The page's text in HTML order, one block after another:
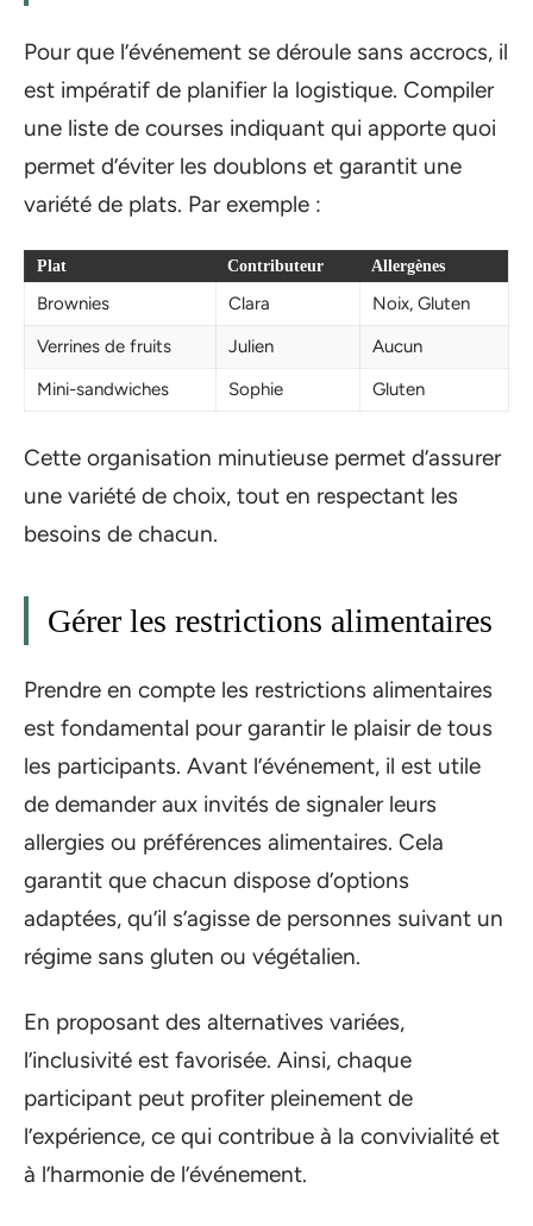
Pour que l’événement se déroule sans accrocs, il
est impératif de planifier la logistique. Compiler
une liste de courses indiquant qui apporte quoi
permet d’éviter les doublons et garantit une
variété de plats. Par exemple :
Plat Contributeur Allergènes
Brownies Clara
Noix, Gluten
Verrines de fruits
Julien
Aucun
Mini-sandwiches
Sophie Gluten
Cette organisation minutieuse permet d’assurer
une variété de choix, tout en respectant les
besoins de chacun.
Gérer les restrictions alimentaires
Prendre en compte les restrictions alimentaires
est fondamental pour garantir le plaisir de tous
les participants. Avant l’événement, il est utile
de demander aux invités de signaler leurs
allergies ou préférences alimentaires. Cela
garantit que chacun dispose d’options
adaptées, qu’il s’agisse de personnes suivant un
régime sans gluten ou végétalien.
En proposant des alternatives variées,
l’inclusivité est favorisée. Ainsi, chaque
participant peut profiter pleinement de
l’expérience, ce qui contribue à la convivialité et
à l’harmonie de l’événement.